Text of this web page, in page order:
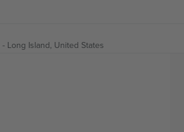
Long Island, United States